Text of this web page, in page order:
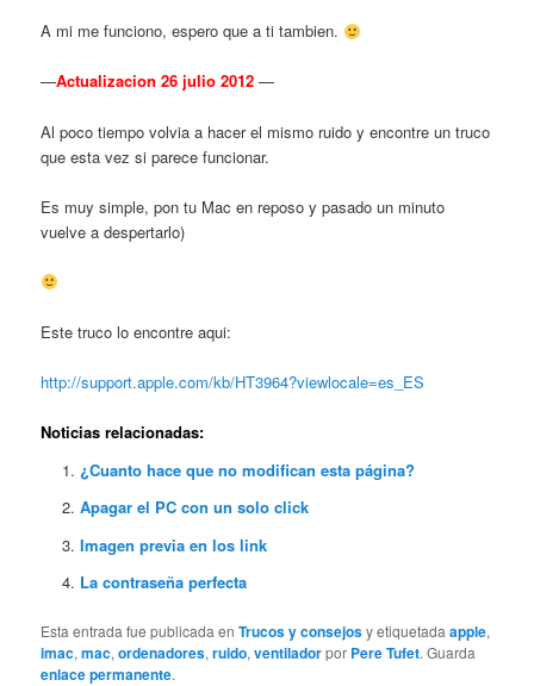
A mi me funciono, espero que a ti tambien.
—Actualizacion 26 julio 2012 —
Al poco tiempo volvia a hacer el mismo ruido y encontre un truco
que esta vez si parece funcionar.
Es muy simple, pon tu Mac en reposo y pasado un minuto
vuelve a despertarlo)
Este truco lo encontre aqui:
http://support.apple.com/kb/HT3964?viewlocale=es_ES
Noticias relacionadas:
¿Cuanto hace que no modifican esta página?
Apagar el PC con un solo click
Imagen previa en los link
La contraseña perfecta
Esta entrada fue publicada enTrucos y consejosy etiquetadaapple,
imac,mac,ordenadores,ruido,ventiladorpor Pere Tufet. Guarda
enlace permanente.